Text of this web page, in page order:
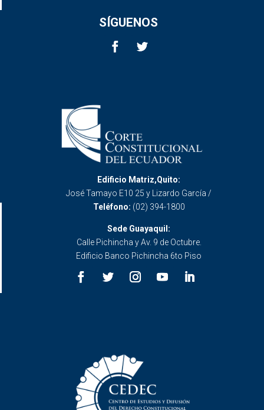
SÍGUENOS
Edificio Matriz,Quito:
José Tamayo E10 25 y Lizardo García /
Teléfono: (02) 394-1800
Sede Guayaquil:
Calle Pichincha y Av. 9 de Octubre.
Edificio Banco Pichincha 6to Piso